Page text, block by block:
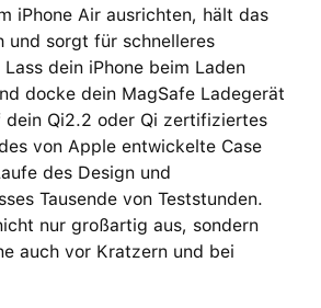
iPhone Air ausrichten, hält das
und sorgt für schnelleres
dein iPhone beim Laden
docke dein MagSafe Ladegerät
dein Qi2.2 oder Qi zertifiziertes
von Apple entwickelte Case
des Design und
Tausende von Teststunden.
nur großartig aus, sondern
auch vor Kratzern und bei